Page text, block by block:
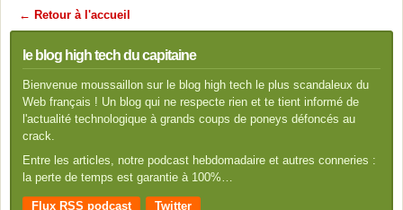
← Retour à l'accueil
le blog high tech du capitaine
Bienvenue moussaillon sur le blog high tech le plus scandaleux du
Web français ! Un blog qui ne respecte rien et te tient informé de
l'actualité technologique à grands coups de poneys défoncés au
crack.
Entre les articles, notre podcast hebdomadaire et autres conneries :
la perte de temps est garantie à 100%…
Flux RSS podcast Twitter